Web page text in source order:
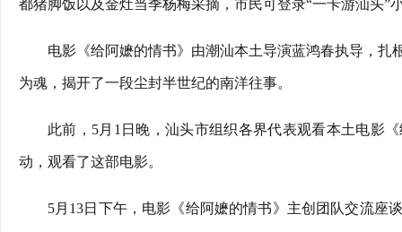
都猪脚饭以及金灶当季杨梅采摘，市民可登录“一卡游汕头”
电影《给阿嬷的情书》由潮汕本土导演蓝鸿春执导，
为魂，揭开了一段尘封半世纪的南洋往事。
此前，5月1日晚，汕头市组织各界代表观看本土电影
动，观看了这部电影。
5月13日下午，电影《给阿嬷的情书》主创团队交流座